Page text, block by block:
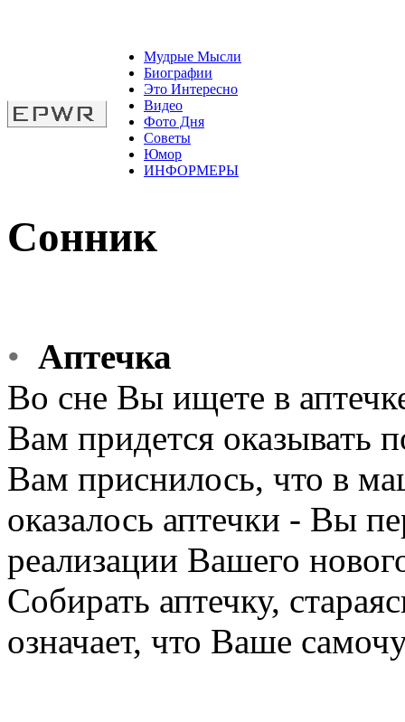
Мудрые Мысли
Биографии
Это Интересно
Видео
Фото Дня
Советы
Юмор
ИНФОРМЕРЫ
Сонник
• Аптечка
Во сне Вы ищете в
Вам придется
Вам приснилось, что в
оказалось аптечки - Вы
реализации Вашего
Собирать аптечку,
означает, что Ваше